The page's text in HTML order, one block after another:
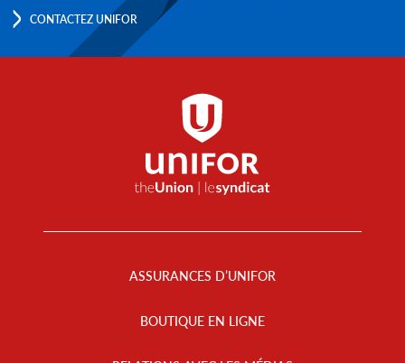
CONTACTEZ UNIFOR
ASSURANCES D’UNIFOR
BOUTIQUE EN LIGNE